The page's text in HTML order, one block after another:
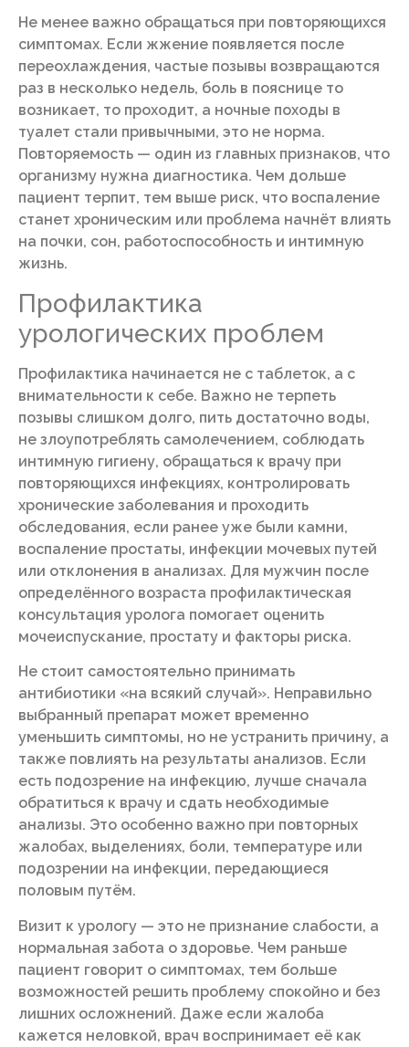
Не менее важно обращаться при повторяющихся
симптомах. Если жжение появляется после
переохлаждения, частые позывы возвращаются
раз в несколько недель, боль в пояснице то
возникает, то проходит, а ночные походы в
туалет стали привычными, это не норма.
Повторяемость — один из главных признаков, что
организму нужна диагностика. Чем дольше
пациент терпит, тем выше риск, что воспаление
станет хроническим или проблема начнёт влиять
на почки, сон, работоспособность и интимную
жизнь.
Профилактика
урологических проблем
Профилактика начинается не с таблеток, а с
внимательности к себе. Важно не терпеть
позывы слишком долго, пить достаточно воды,
не злоупотреблять самолечением, соблюдать
интимную гигиену, обращаться к врачу при
повторяющихся инфекциях, контролировать
хронические заболевания и проходить
обследования, если ранее уже были камни,
воспаление простаты, инфекции мочевых путей
или отклонения в анализах. Для мужчин после
определённого возраста профилактическая
консультация уролога помогает оценить
мочеиспускание, простату и факторы риска.
Не стоит самостоятельно принимать
антибиотики «на всякий случай». Неправильно
выбранный препарат может временно
уменьшить симптомы, но не устранить причину, а
также повлиять на результаты анализов. Если
есть подозрение на инфекцию, лучше сначала
обратиться к врачу и сдать необходимые
анализы. Это особенно важно при повторных
жалобах, выделениях, боли, температуре или
подозрении на инфекции, передающиеся
половым путём.
Визит к урологу — это не признание слабости, а
нормальная забота о здоровье. Чем раньше
пациент говорит о симптомах, тем больше
возможностей решить проблему спокойно и без
лишних осложнений. Даже если жалоба
кажется неловкой, врач воспринимает её как